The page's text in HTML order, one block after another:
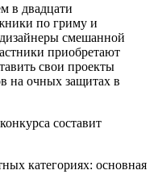
в двадцати
по гриму и
смешанной
приобретают
свои проекты
на очных защитах в
составит
категориях: основная